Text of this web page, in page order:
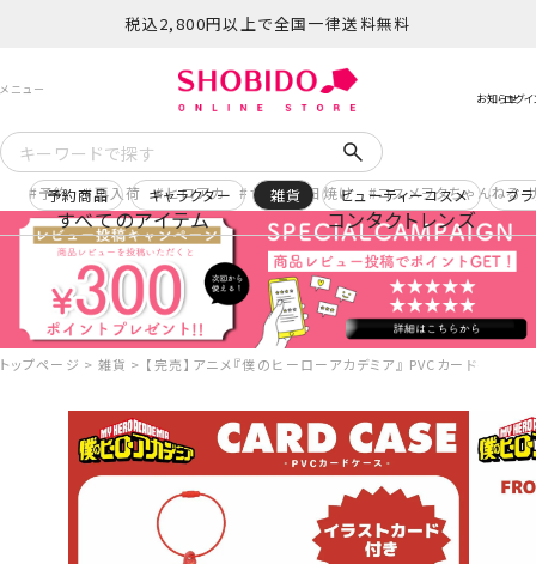
税込2,800円以上で全国一律送料無料
予約 再入荷 ヒロアカ サンリオ日焼け コスメヲタちゃんねる
すべてのアイテム コンタクトレンズ
予約商品 キャラクター 雑貨 ビューティーコスメ ブ
トップページ 雑貨 【完売】アニメ『僕のヒーローアカデミア』 PVCカードケー